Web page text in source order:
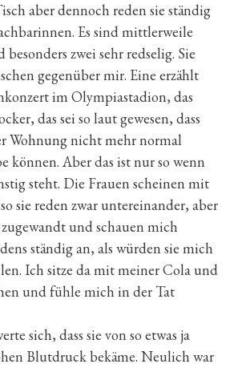
aber dennoch reden sie ständig
Es sind mittlerweile
zwei sehr redselig. Sie
gegenüber mir. Eine erzählt
im Olympiastadion, das
das sei so laut gewesen, dass
Wohnung nicht mehr normal
können. Aber das ist nur so wenn
steht. Die Frauen scheinen mit
sie reden zwar untereinander, aber
und schauen mich
ständig an, als würden sie mich
Ich sitze da mit meiner Cola und
und fühle mich in der Tat
sich, dass sie von so etwas ja
Blutdruck bekäme. Neulich war